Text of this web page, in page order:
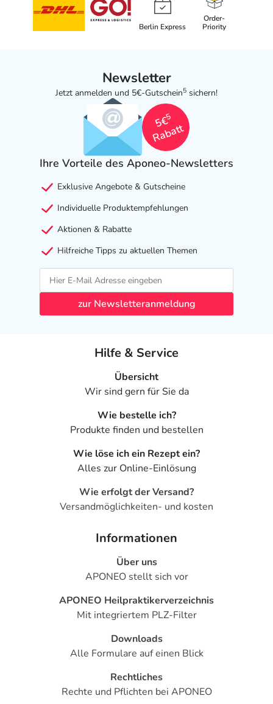
Berlin Express
Order-
Priority
Newsletter
Jetzt anmelden und 5€-Gutschein5 sichern!
5€
5
Rabatt
Ihre Vorteile des Aponeo-Newsletters
Exklusive Angebote & Gutscheine
Individuelle Produktempfehlungen
Aktionen & Rabatte
Hilfreiche Tipps zu aktuellen Themen
zur Newsletteranmeldung
Hilfe & Service
Übersicht
Wir sind gern für Sie da
Wie bestelle ich?
Produkte finden und bestellen
Wie löse ich ein Rezept ein?
Alles zur Online-Einlösung
Wie erfolgt der Versand?
Versandmöglichkeiten- und kosten
Informationen
Über uns
APONEO stellt sich vor
APONEO Heilpraktikerverzeichnis
Mit integriertem PLZ-Filter
Downloads
Alle Formulare auf einen Blick
Rechtliches
Rechte und Pflichten bei APONEO